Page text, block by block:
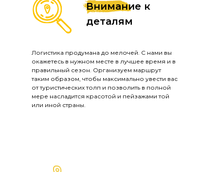
Внимание к
деталям
Логистика продумана до мелочей. С нами вы
окажетесь в нужном месте в лучшее время и в
правильный сезон. Организуем маршрут
таким образом, чтобы максимально увести вас
от туристических толп и позволить в полной
мере насладится красотой и пейзажами той
или иной страны.